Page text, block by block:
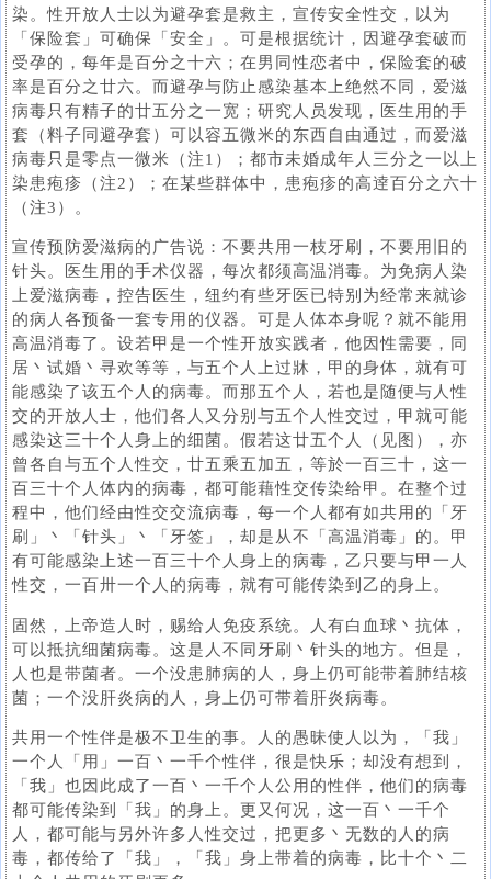
染。性开放人士以为避孕套是救主，宣传安全性交，以为
「保险套」可确保「安全」。可是根据统计，因避孕套破而
受孕的，每年是百分之十六；在男同性恋者中，保险套的破
率是百分之廿六。而避孕与防止感染基本上绝然不同，爱滋
病毒只有精子的廿五分之一宽；研究人员发现，医生用的手
套（料子同避孕套）可以容五微米的东西自由通过，而爱滋
病毒只是零点一微米（注1）；都市未婚成年人三分之一以上
染患疱疹（注2）；在某些群体中，患疱疹的高逹百分之六十
（注3）。
宣传预防爱滋病的广告说：不要共用一枝牙刷，不要用旧的
针头。医生用的手术仪器，每次都须高温消毒。为免病人染
上爱滋病毒，控告医生，纽约有些牙医已特别为经常来就诊
的病人各预备一套专用的仪器。可是人体本身呢？就不能用
高温消毒了。设若甲是一个性开放实践者，他因性需要，同
居丶试婚丶寻欢等等，与五个人上过牀，甲的身体，就有可
能感染了该五个人的病毒。而那五个人，若也是随便与人性
交的开放人士，他们各人又分别与五个人性交过，甲就可能
感染这三十个人身上的细菌。假若这廿五个人（见图），亦
曾各自与五个人性交，廿五乘五加五，等於一百三十，这一
百三十个人体内的病毒，都可能藉性交传染给甲。在整个过
程中，他们经由性交交流病毒，每一个人都有如共用的「牙
刷」丶「针头」丶「牙签」，却是从不「高温消毒」的。甲
有可能感染上述一百三十个人身上的病毒，乙只要与甲一人
性交，一百卅一个人的病毒，就有可能传染到乙的身上。
固然，上帝造人时，赐给人免疫系统。人有白血球丶抗体，
可以抵抗细菌病毒。这是人不同牙刷丶针头的地方。但是，
人也是带菌者。一个没患肺病的人，身上仍可能带着肺结核
菌；一个没肝炎病的人，身上仍可带着肝炎病毒。
共用一个性伴是极不卫生的事。人的愚昧使人以为，「我」
一个人「用」一百丶一千个性伴，很是快乐；却没有想到，
「我」也因此成了一百丶一千个人公用的性伴，他们的病毒
都可能传染到「我」的身上。更又何况，这一百丶一千个
人，都可能与另外许多人性交过，把更多丶无数的人的病
毒，都传给了「我」，「我」身上带着的病毒，比十个丶二